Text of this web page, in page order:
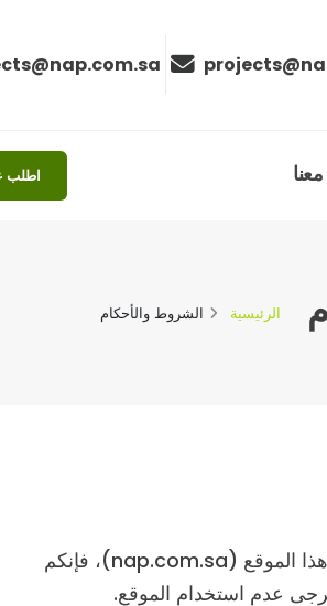
اطلب
الرئيسية الشروط والأحكام
مرحبا بكم في موقع شركة مشتل ونباتات (سجل تجاري 1010755868). باستخدامكم هذا الموقع (nap.com.sa)، فإنكم
يرجى عدم استخدام الموقع.